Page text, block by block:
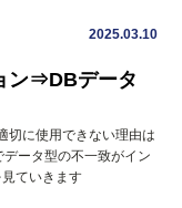
2025.03.10
ン⇒DBデータ
切に使用できない理由は
ータ型の不一致がイン
ていきます